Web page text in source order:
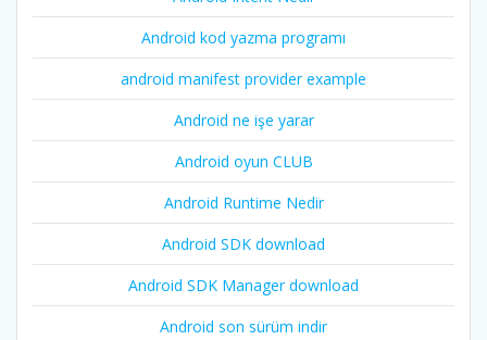
Android kod yazma programı
android manifest provider example
Android ne işe yarar
Android oyun CLUB
Android Runtime Nedir
Android SDK download
Android SDK Manager download
Android son sürüm indir